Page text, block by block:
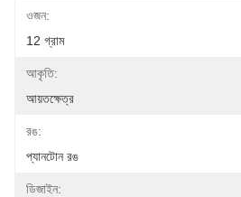
ওজন:
12 গ্রাম
আকৃতি:
আয়তক্ষেত্র
রঙ:
প্যানটোন রঙ
ডিজাইন: